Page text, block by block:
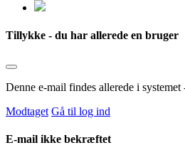
Tillykke - du har allerede en bruger
Denne e-mail findes allerede i
Modtaget Gå til log ind
E-mail ikke bekræftet